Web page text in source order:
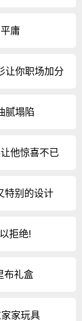
庸
让你职场加分
腻塌陷
他惊喜不已
特别的设计
拒绝!
布礼盒
家玩具